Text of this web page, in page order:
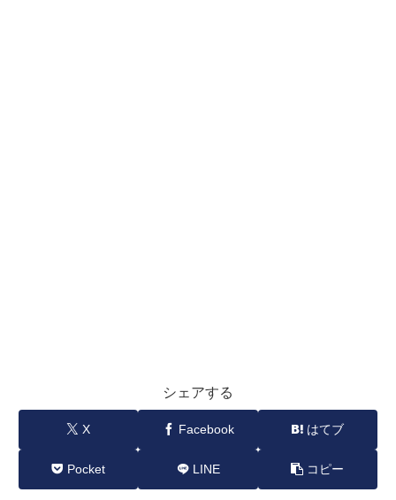
シェアする
X Facebook はてブ
Pocket LINE コピー